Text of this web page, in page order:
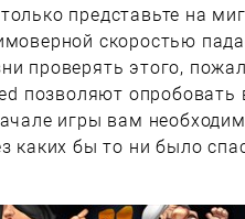
представьте на
скоростью
проверять этого,
позволяют
игры вам
каких бы то ни было